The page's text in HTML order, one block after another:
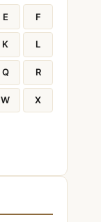
E F
K L
Q R
W X